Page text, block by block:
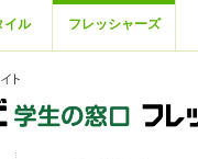
イル フレッシャーズ